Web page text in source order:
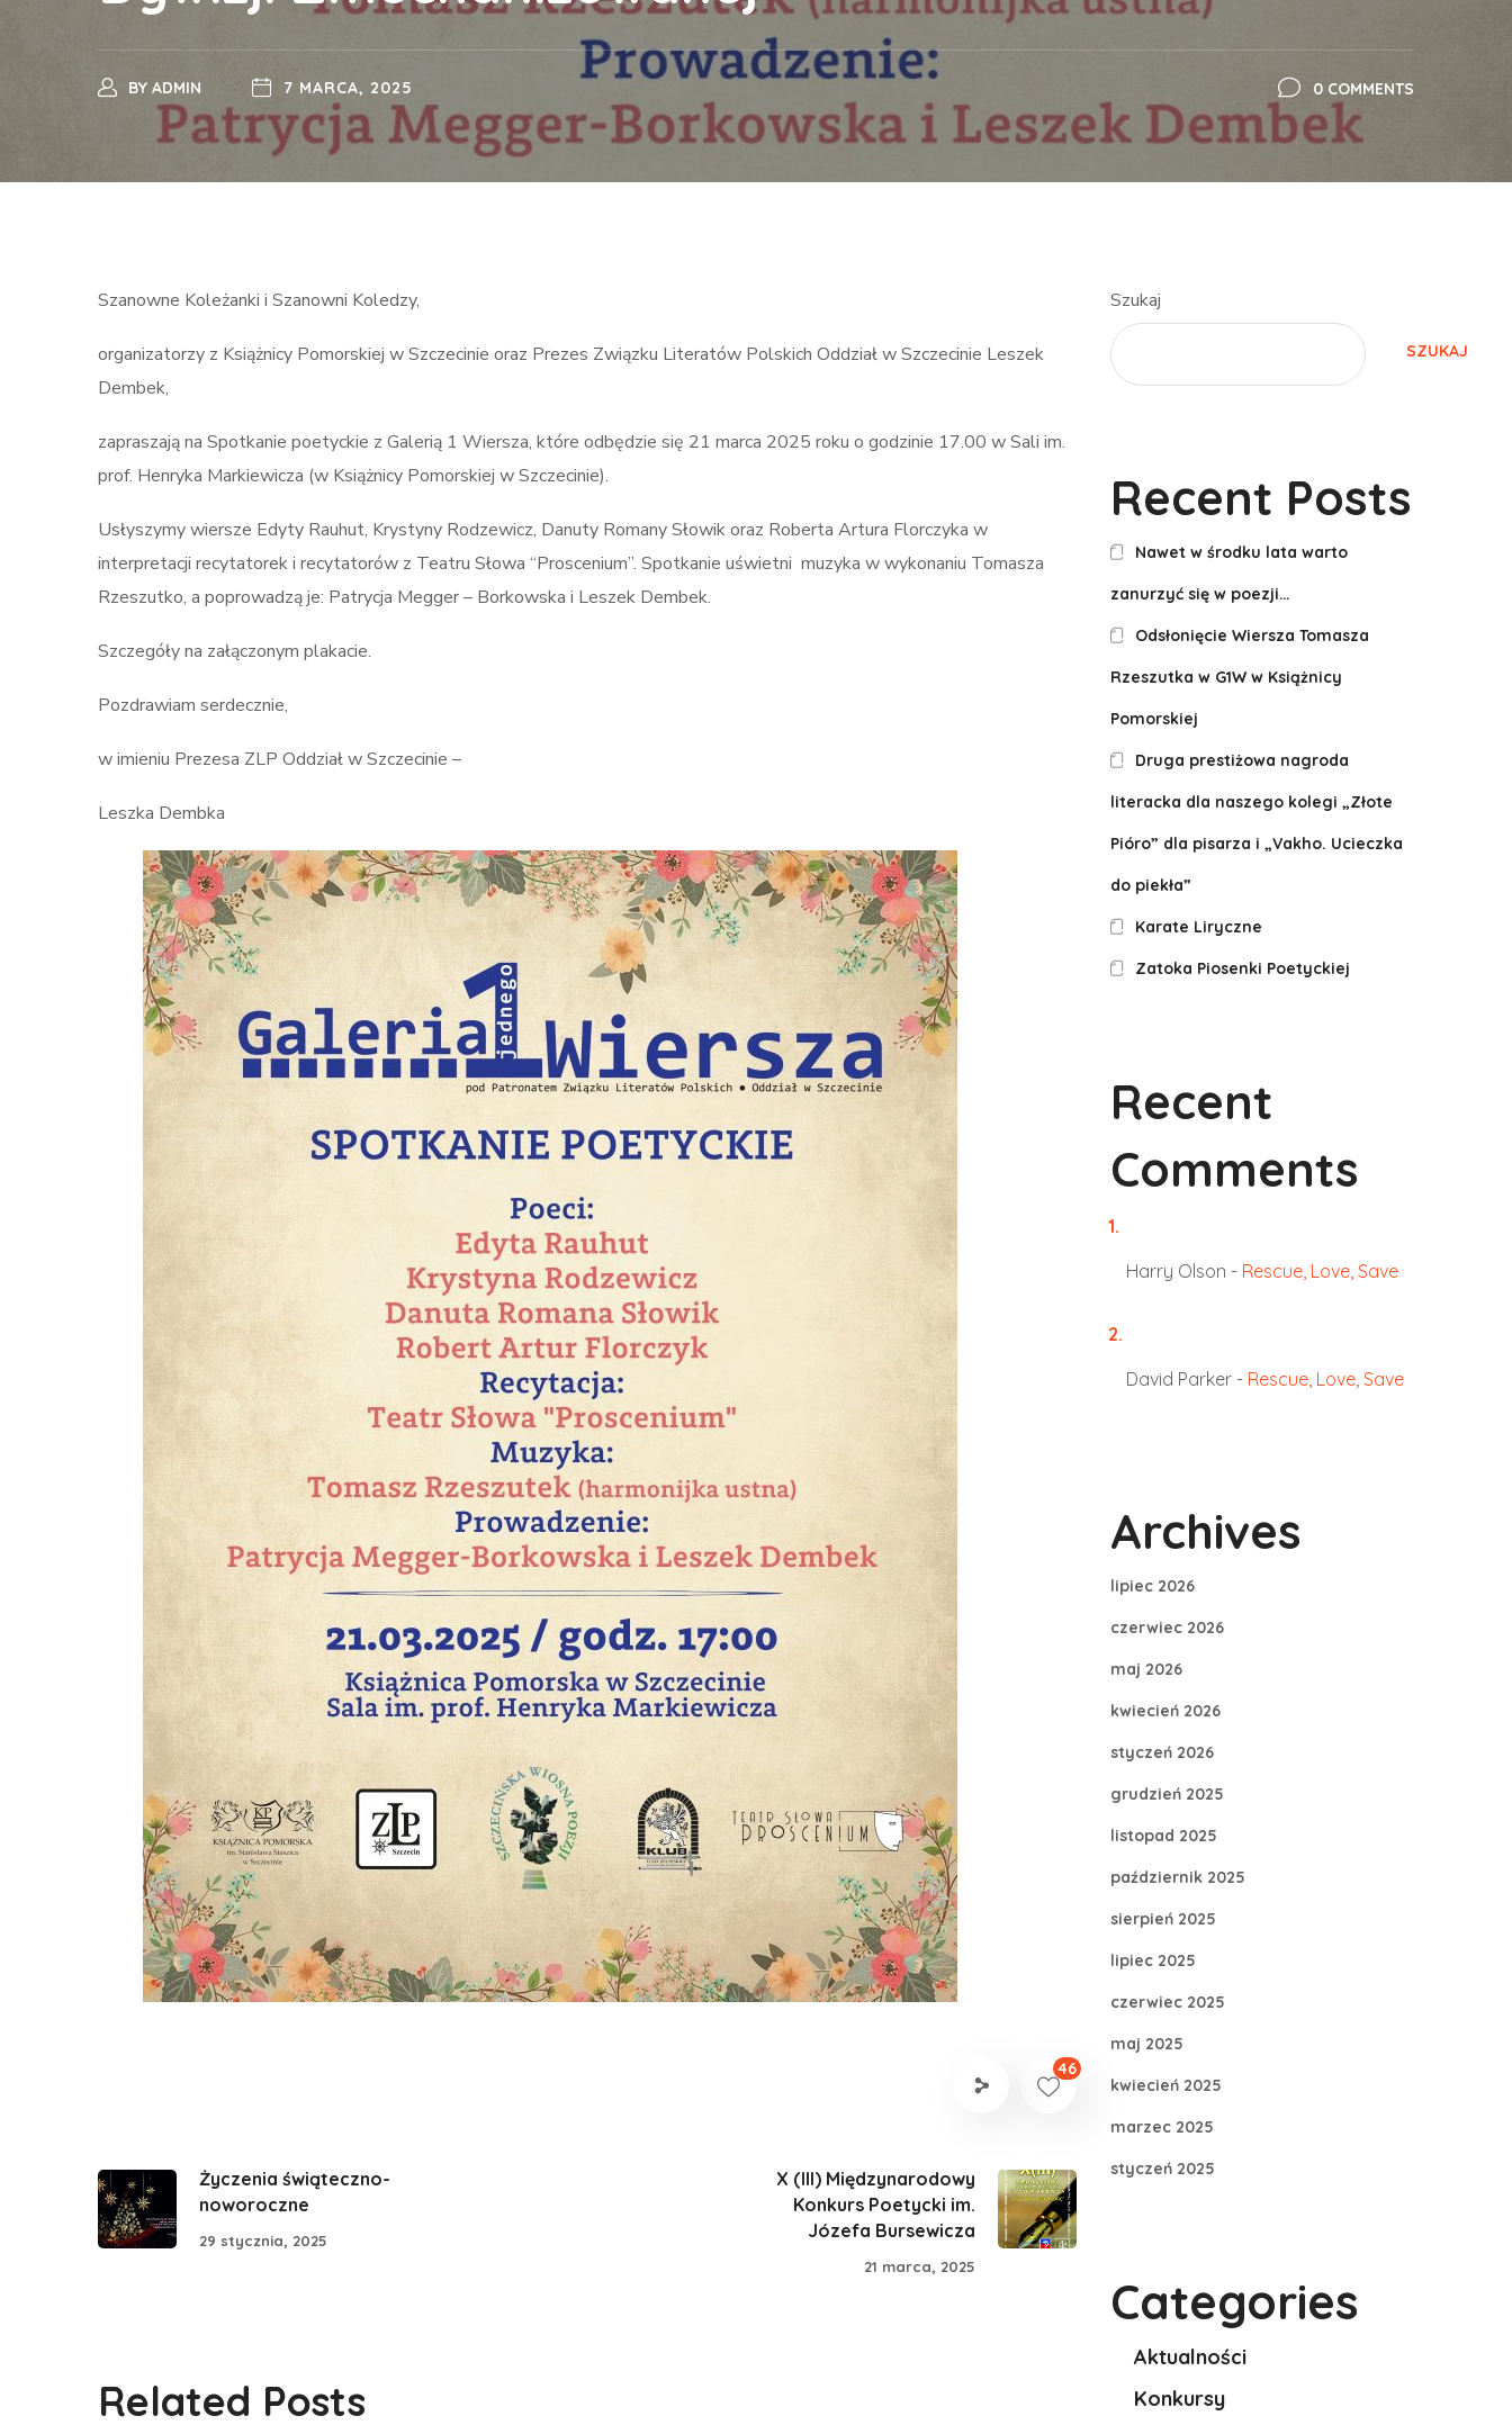
BY ADMIN 7 MARCA, 2025 0 COMMENTS
Szanowne Koleżanki i Szanowni Koledzy,
organizatorzy z Książnicy Pomorskiej w Szczecinie oraz Prezes Związku Literatów Polskich Oddział w Szczecinie Leszek
Dembek,
zapraszają na Spotkanie poetyckie z Galerią 1 Wiersza, które odbędzie się 21 marca 2025 roku o godzinie 17.00 w Sali im.
prof. Henryka Markiewicza (w Książnicy Pomorskiej w Szczecinie).
Usłyszymy wiersze Edyty Rauhut, Krystyny Rodzewicz, Danuty Romany Słowik oraz Roberta Artura Florczyka w
interpretacji recytatorek i recytatorów z Teatru Słowa “Proscenium”. Spotkanie uświetni muzyka w wykonaniu Tomasza
Rzeszutko, a poprowadzą je: Patrycja Megger – Borkowska i Leszek Dembek.
Szczegóły na załączonym plakacie.
Pozdrawiam serdecznie,
w imieniu Prezesa ZLP Oddział w Szczecinie –
Leszka Dembka
46
Życzenia świąteczno-
noworoczne
29 stycznia, 2025
X (III) Międzynarodowy
Konkurs Poetycki im.
Józefa Bursewicza
21 marca, 2025
Related Posts
Szukaj
SZUKAJ
Recent Posts
Nawet w środku lata warto
zanurzyć się w poezji…
Odsłonięcie Wiersza Tomasza
Rzeszutka w G1W w Książnicy
Pomorskiej
Druga prestiżowa nagroda
literacka dla naszego kolegi „Złote
Pióro” dla pisarza i „Vakho. Ucieczka
do piekła”
Karate Liryczne
Zatoka Piosenki Poetyckiej
Recent
Comments
Harry Olson - Rescue, Love, Save
David Parker - Rescue, Love, Save
Archives
lipiec 2026
czerwiec 2026
maj 2026
kwiecień 2026
styczeń 2026
grudzień 2025
listopad 2025
październik 2025
sierpień 2025
lipiec 2025
czerwiec 2025
maj 2025
kwiecień 2025
marzec 2025
styczeń 2025
Categories
Aktualności
Konkursy